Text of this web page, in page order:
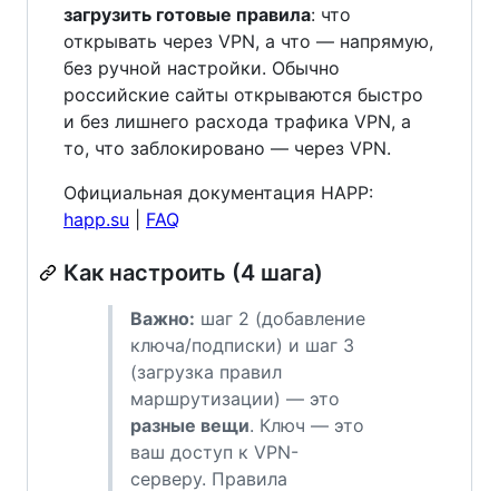
загрузить готовые правила: что
открывать через VPN, а что — напрямую,
без ручной настройки. Обычно
российские сайты открываются быстро
и без лишнего расхода трафика VPN, а
то, что заблокировано — через VPN.
Официальная документация HAPP:
happ.su
FAQ
Как настроить (4 шага)
Важно: шаг 2 (добавление
ключа/подписки) и шаг 3
(загрузка правил
маршрутизации) — это
разные вещи. Ключ — это
ваш доступ к VPN-
серверу. Правила